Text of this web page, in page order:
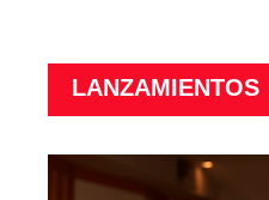
LANZAMIENTOS